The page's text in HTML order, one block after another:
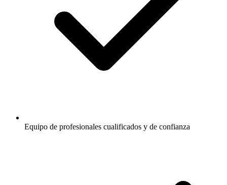
Equipo de profesionales cualificados y de confianza